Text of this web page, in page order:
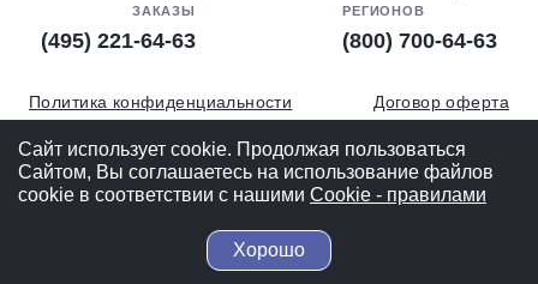
ЗАКАЗЫ
(495) 221-64-63
РЕГИОНОВ
(800) 700-64-63
Политика конфиденциальности
Договор оферта
Обработка персональных данных
СОУТ
Полная версия
© 2004-2026 ВелоСклад.ру - более 20 лет радуем Вас!
Сайт использует cookie. Продолжая пользоваться
Сайтом, Вы соглашаетесь на использование файлов
cookie в соответствии с нашими Cookiе - правилами
Хорошо